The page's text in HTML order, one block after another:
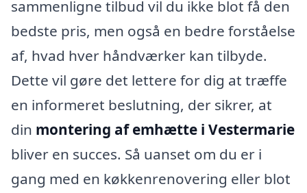
sammenligne tilbud vil du ikke blot få den
bedste pris, men også en bedre forståelse
af, hvad hver håndværker kan tilbyde.
Dette vil gøre det lettere for dig at træffe
en informeret beslutning, der sikrer, at
din montering af emhætte i Vestermarie
bliver en succes. Så uanset om du er i
gang med en køkkenrenovering eller blot